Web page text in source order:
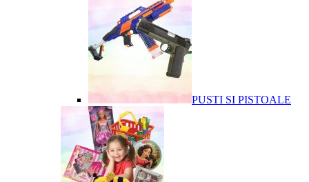
PUSTI SI PISTOALE